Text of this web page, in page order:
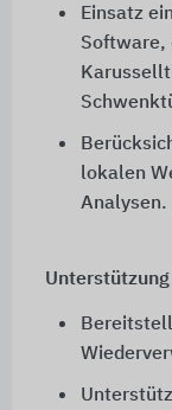
Einsatz
Software,
lokalen
Analysen.